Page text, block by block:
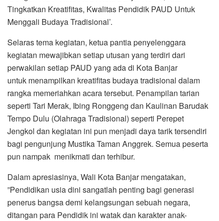
Tingkatkan Kreatifitas, Kwalitas Pendidik PAUD Untuk
Menggali Budaya Tradisional’.
Selaras tema kegiatan, ketua pantia penyelenggara
kegiatan mewajibkan setiap utusan yang terdiri dari
perwakilan setiap PAUD yang ada di Kota Banjar
untuk menampilkan kreatifitas budaya tradisional dalam
rangka memeriahkan acara tersebut. Penampilan tarian
seperti Tari Merak, Ibing Ronggeng dan Kaulinan Barudak
Tempo Dulu (Olahraga Tradisional) seperti Perepet
Jengkol dan kegiatan ini pun menjadi daya tarik tersendiri
bagi pengunjung Mustika Taman Anggrek. Semua peserta
pun nampak menikmati dan terhibur.
Dalam apresiasinya, Wali Kota Banjar mengatakan,
”Pendidikan usia dini sangatlah penting bagi generasi
penerus bangsa demi kelangsungan sebuah negara,
ditangan para Pendidik ini watak dan karakter anak-